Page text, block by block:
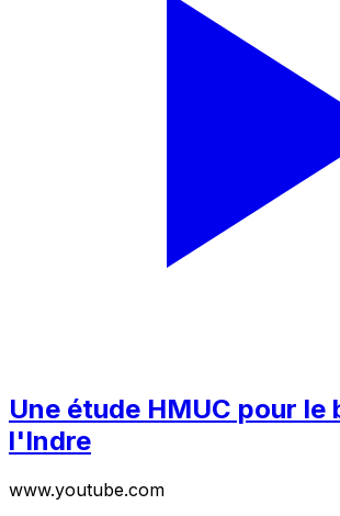
Une étude HMUC pour le
l'Indre
www.youtube.com